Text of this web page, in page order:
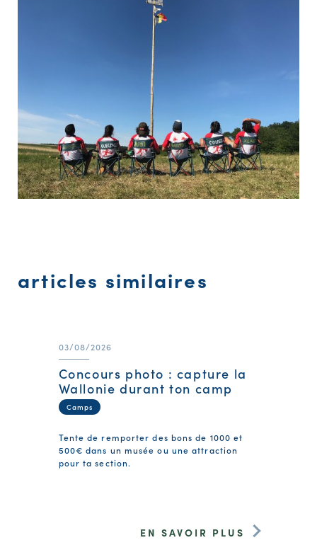
articles similaires
03/08/2026
Concours photo : capture la
Wallonie durant ton camp
Camps
Tente de remporter des bons de 1000 et
500€ dans un musée ou une attraction
pour ta section.
EN SAVOIR PLUS